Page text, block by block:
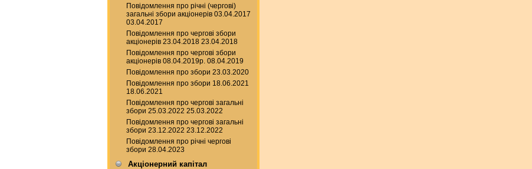
Повідомлення про річні (чергові)
загальні збори акціонерів 03.04.2017
03.04.2017
Повідомлення про чергові збори
акціонерів 23.04.2018 23.04.2018
Повідомлення про чергові збори
акціонерів 08.04.2019р. 08.04.2019
Повідомлення про збори 23.03.2020
Повідомлення про збори 18.06.2021
18.06.2021
Повідомлення про чергові загальні
збори 25.03.2022 25.03.2022
Повідомлення про чергові загальні
збори 23.12.2022 23.12.2022
Повідомлення про річні чергові
збори 28.04.2023
Акціонерний капітал